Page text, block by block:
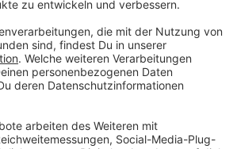
Sportstätte sanieren, euren
Trikots oder Sportgeräten
und Freizeitaktivitäten zur
von jungen Geflüchteten
für Jugendtreffs
gute Projekt, das sich an Kinder und
ist herzlich Willkommen.